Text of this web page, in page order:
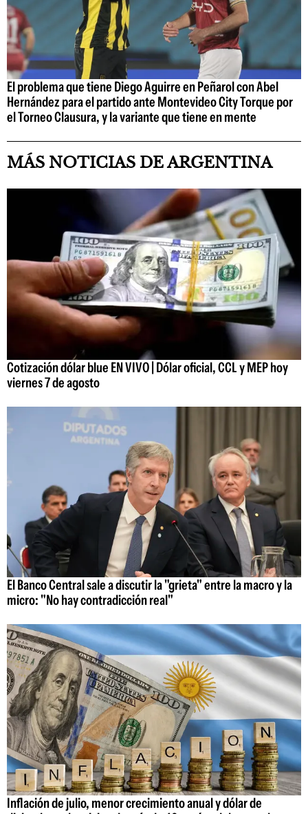
El problema que tiene Diego Aguirre en Peñarol con Abel
Hernández para el partido ante Montevideo City Torque por
el Torneo Clausura, y la variante que tiene en mente
MÁS NOTICIAS DE ARGENTINA
Cotización dólar blue EN VIVO | Dólar oficial, CCL y MEP hoy
viernes 7 de agosto
El Banco Central sale a discutir la "grieta" entre la macro y la
micro: "No hay contradicción real"
Inflación de julio, menor crecimiento anual y dólar de